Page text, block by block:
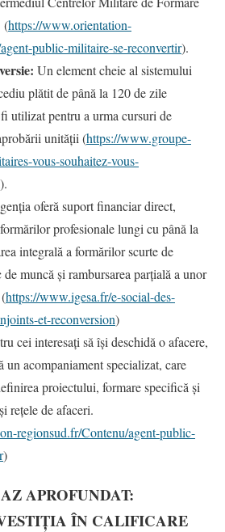
(https://www.orientation-
public-militaire-se-reconvertir).
Un element cheie al sistemului
plătit de până la 120 de zile
utilizat pentru a urma cursuri de
unității (https://www.groupe-
vous-souhaitez-vous-
).
oferă suport financiar direct,
profesionale lungi cu până la
integrală a formărilor scurte de
muncă și rambursarea parțială a unor
https://www.igesa.fr/e-social-des-
et-reconversion)
cei interesați să își deschidă o afacere,
un acompaniament specializat, care
proiectului, formare specifică și
rețele de afaceri.
regionsud.fr/Contenu/agent-public-
)
APROFUNDAT:
ÎN CALIFICARE